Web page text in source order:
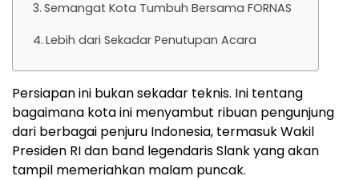
Semangat Kota Tumbuh Bersama FORNAS
Lebih dari Sekadar Penutupan Acara
Persiapan ini bukan sekadar teknis. Ini tentang
bagaimana kota ini menyambut ribuan pengunjung
dari berbagai penjuru Indonesia, termasuk Wakil
Presiden RI dan band legendaris Slank yang akan
tampil memeriahkan malam puncak.